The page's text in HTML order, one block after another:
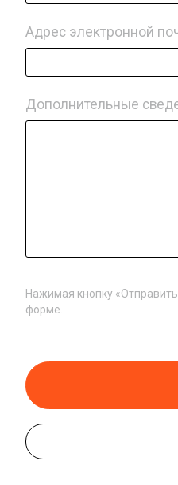
Адрес электронной
Дополнительные
Нажимая кнопку
форме.